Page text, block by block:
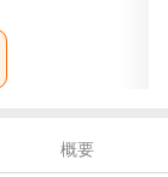
概要